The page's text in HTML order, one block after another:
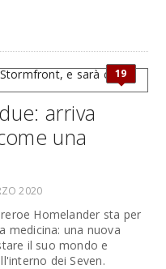
19
arriva
una
2020
Homelander sta per
medicina: una nuova
il suo mondo e
dei Seven.